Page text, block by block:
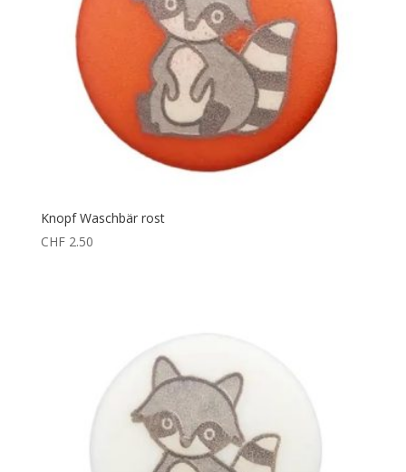
Knopf Waschbär rost
CHF2.50